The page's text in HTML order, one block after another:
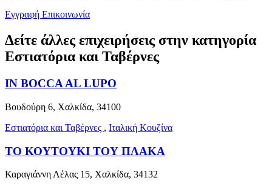
Εγγραφή Επικοινωνία
Δείτε άλλες επιχειρήσεις στην κατηγορία
Εστιατόρια και Ταβέρνες
IN BOCCA AL LUPO
Βουδούρη 6, Χαλκίδα, 34100
Εστιατόρια και Ταβέρνες , Ιταλική Κουζίνα
ΤΟ ΚΟΥΤΟΥΚΙ ΤΟΥ ΠΛΑΚΑ
Καραγιάννη Λέλας 15, Χαλκίδα, 34132